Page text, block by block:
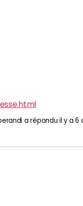
a réponduil y a 6